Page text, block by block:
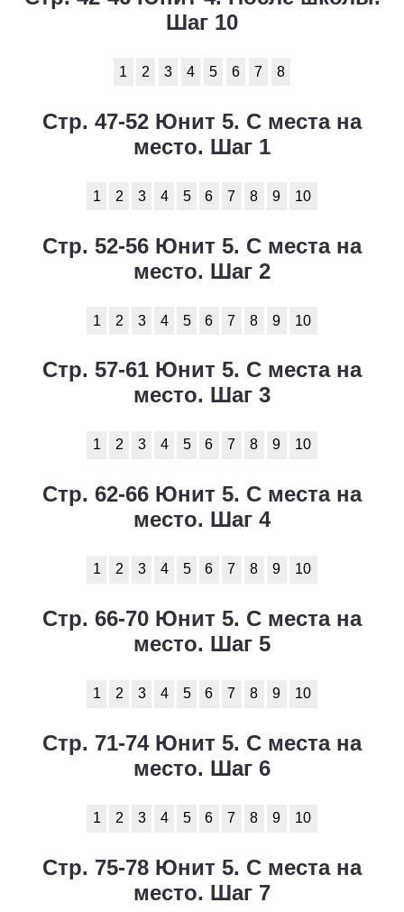
Шаг 10
1 2 3 4 5 6 7 8
Стр. 47-52 Юнит 5. С места на
место. Шаг 1
1 2 3 4 5 6 7 8 9 10
Стр. 52-56 Юнит 5. С места на
место. Шаг 2
1 2 3 4 5 6 7 8 9 10
Стр. 57-61 Юнит 5. С места на
место. Шаг 3
1 2 3 4 5 6 7 8 9 10
Стр. 62-66 Юнит 5. С места на
место. Шаг 4
1 2 3 4 5 6 7 8 9 10
Стр. 66-70 Юнит 5. С места на
место. Шаг 5
1 2 3 4 5 6 7 8 9 10
Стр. 71-74 Юнит 5. С места на
место. Шаг 6
1 2 3 4 5 6 7 8 9 10
Стр. 75-78 Юнит 5. С места на
место. Шаг 7